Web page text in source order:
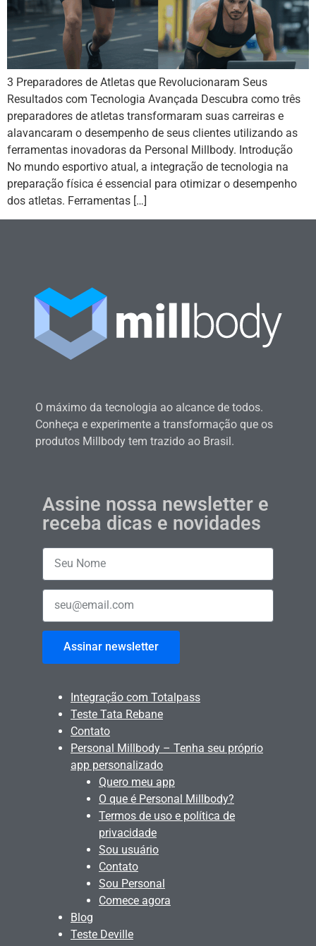
3 Preparadores de Atletas que Revolucionaram Seus
Resultados com Tecnologia Avançada Descubra como três
preparadores de atletas transformaram suas carreiras e
alavancaram o desempenho de seus clientes utilizando as
ferramentas inovadoras da Personal Millbody. Introdução
No mundo esportivo atual, a integração de tecnologia na
preparação física é essencial para otimizar o desempenho
dos atletas. Ferramentas […]
O máximo da tecnologia ao alcance de todos.
Conheça e experimente a transformação que os
produtos Millbody tem trazido ao Brasil.
Assine nossa newsletter e
receba dicas e novidades
Assinar newsletter
Integração com Totalpass
Teste Tata Rebane
Contato
Personal Millbody – Tenha seu próprio
app personalizado
Quero meu app
O que é Personal Millbody?
Termos de uso e política de
privacidade
Sou usuário
Contato
Sou Personal
Comece agora
Blog
Teste Deville